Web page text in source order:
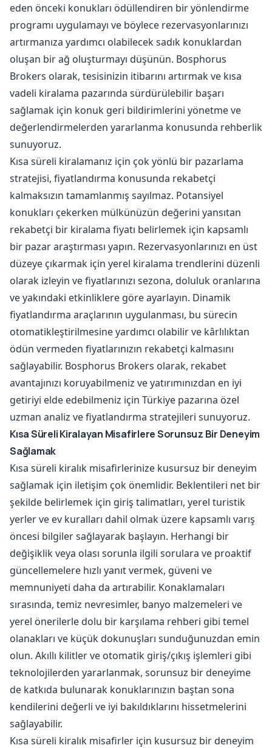
eden önceki konukları ödüllendiren bir yönlendirme
programı uygulamayı ve böylece rezervasyonlarınızı
artırmanıza yardımcı olabilecek sadık konuklardan
oluşan bir ağ oluşturmayı düşünün. Bosphorus
Brokers olarak, tesisinizin itibarını artırmak ve kısa
vadeli kiralama pazarında sürdürülebilir başarı
sağlamak için konuk geri bildirimlerini yönetme ve
değerlendirmelerden yararlanma konusunda rehberlik
sunuyoruz.
Kısa süreli kiralamanız için çok yönlü bir pazarlama
stratejisi, fiyatlandırma konusunda rekabetçi
kalmaksızın tamamlanmış sayılmaz. Potansiyel
konukları çekerken mülkünüzün değerini yansıtan
rekabetçi bir kiralama fiyatı belirlemek için kapsamlı
bir pazar araştırması yapın. Rezervasyonlarınızı en üst
düzeye çıkarmak için yerel kiralama trendlerini düzenli
olarak izleyin ve fiyatlarınızı sezona, doluluk oranlarına
ve yakındaki etkinliklere göre ayarlayın. Dinamik
fiyatlandırma araçlarının uygulanması, bu sürecin
otomatikleştirilmesine yardımcı olabilir ve kârlılıktan
ödün vermeden fiyatlarınızın rekabetçi kalmasını
sağlayabilir. Bosphorus Brokers olarak, rekabet
avantajınızı koruyabilmeniz ve yatırımınızdan en iyi
getiriyi elde edebilmeniz için Türkiye pazarına özel
uzman analiz ve fiyatlandırma stratejileri sunuyoruz.
Kısa Süreli Kiralayan Misafirlere Sorunsuz Bir Deneyim
Sağlamak
Kısa süreli kiralık misafirlerinize kusursuz bir deneyim
sağlamak için iletişim çok önemlidir. Beklentileri net bir
şekilde belirlemek için giriş talimatları, yerel turistik
yerler ve ev kuralları dahil olmak üzere kapsamlı varış
öncesi bilgiler sağlayarak başlayın. Herhangi bir
değişiklik veya olası sorunla ilgili sorulara ve proaktif
güncellemelere hızlı yanıt vermek, güveni ve
memnuniyeti daha da artırabilir. Konaklamaları
sırasında, temiz nevresimler, banyo malzemeleri ve
yerel önerilerle dolu bir karşılama rehberi gibi temel
olanakları ve küçük dokunuşları sunduğunuzdan emin
olun. Akıllı kilitler ve otomatik giriş/çıkış işlemleri gibi
teknolojilerden yararlanmak, sorunsuz bir deneyime
de katkıda bulunarak konuklarınızın baştan sona
kendilerini değerli ve iyi bakıldıklarını hissetmelerini
sağlayabilir.
Kısa süreli kiralık misafirler için kusursuz bir deneyim